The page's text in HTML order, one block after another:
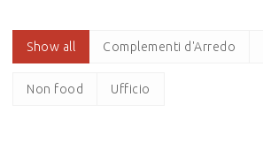
Show all Complementi d'Arredo
Non food Ufficio